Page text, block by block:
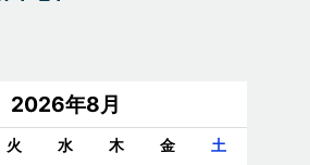
2026年8月
火 水 木 金 土